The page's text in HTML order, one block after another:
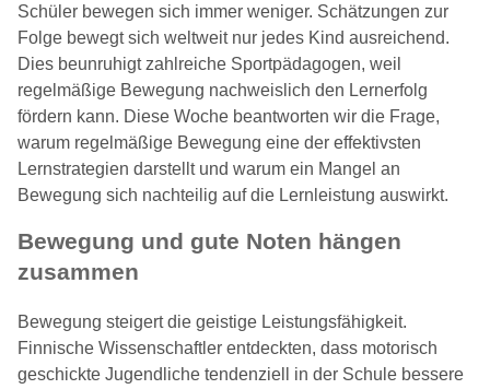
Schüler bewegen sich immer weniger. Schätzungen zur
Folge bewegt sich weltweit nur jedes Kind ausreichend.
Dies beunruhigt zahlreiche Sportpädagogen, weil
regelmäßige Bewegung nachweislich den Lernerfolg
fördern kann. Diese Woche beantworten wir die Frage,
warum regelmäßige Bewegung eine der effektivsten
Lernstrategien darstellt und warum ein Mangel an
Bewegung sich nachteilig auf die Lernleistung auswirkt.
Bewegung und gute Noten hängen
zusammen
Bewegung steigert die geistige Leistungsfähigkeit.
Finnische Wissenschaftler entdeckten, dass motorisch
geschickte Jugendliche tendenziell in der Schule bessere